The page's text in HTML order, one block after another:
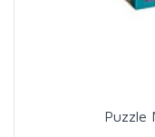
Puzzle